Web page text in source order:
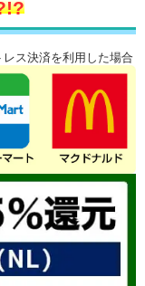
ス決済を利用した場合